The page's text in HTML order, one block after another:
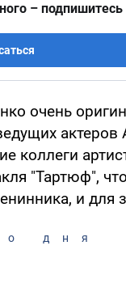
–
очень
актеров
коллеги
"Тартюф",
и для
дня